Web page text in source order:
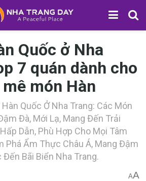
Quốc ở Nha
7 quán dành cho
món Hàn
Quốc Ở Nha Trang: Các Món
Đà, Mới Lạ, Mang Đến Trải
Dẫn, Phù Hợp Cho Mọi Tâm
Phá Ẩm Thực Châu Á, Mang Đậm
Bãi Biển Nha Trang.
AA